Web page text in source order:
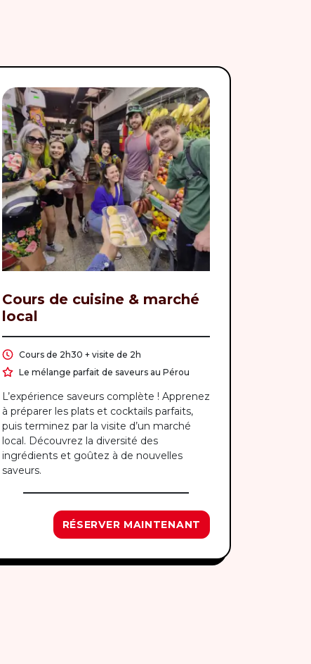
Cours de cuisine & marché
local
Cours de 2h30 + visite de 2h
Le mélange parfait de saveurs au Pérou
L’expérience saveurs complète ! Apprenez
à préparer les plats et cocktails parfaits,
puis terminez par la visite d’un marché
local. Découvrez la diversité des
ingrédients et goûtez à de nouvelles
saveurs.
RÉSERVER MAINTENANT